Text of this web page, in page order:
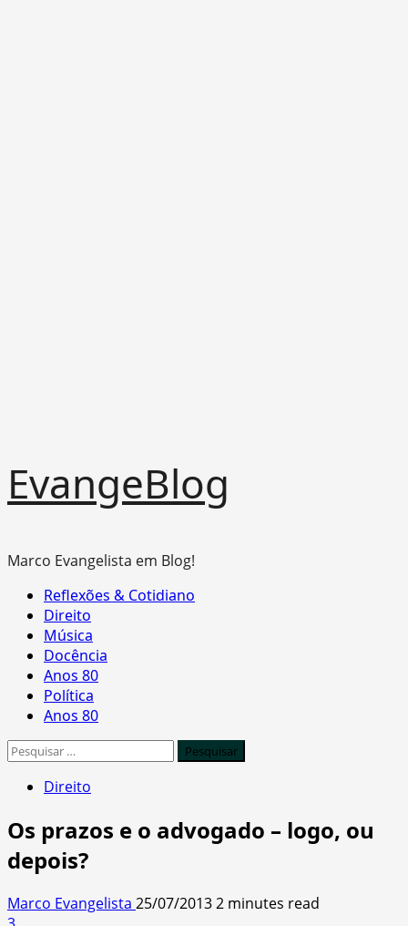
to
content
EvangeBlog
Marco Evangelista em Blog!
Primary
Menu
Reflexões & Cotidiano
Direito
Música
Docência
Anos 80
Política
Anos 80
Pesquisar
Direito
Os prazos e o advogado – logo, ou
depois?
Marco Evangelista 25/07/20132 minutes read